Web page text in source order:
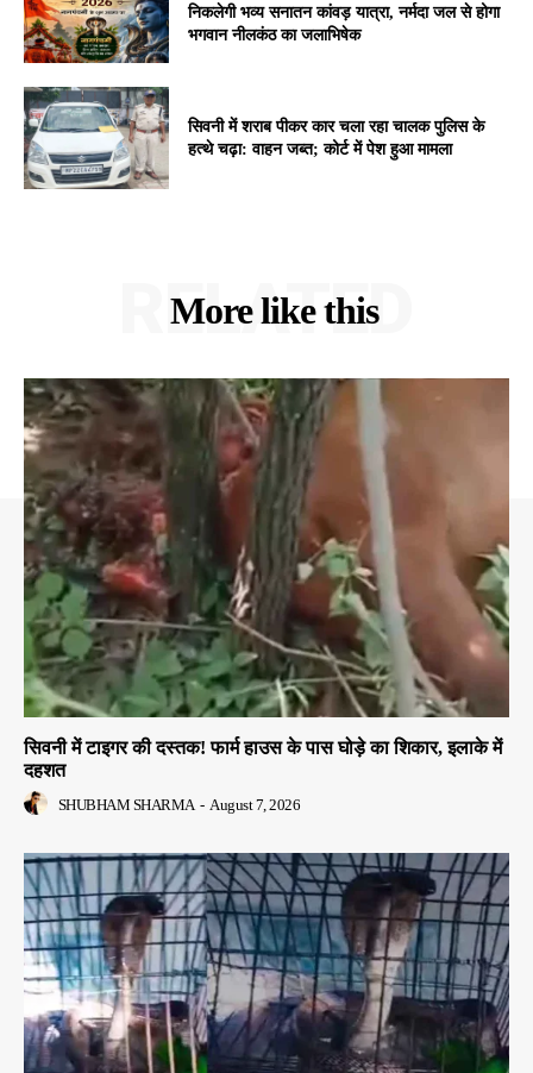
निकलेगी भव्य सनातन कांवड़ यात्रा, नर्मदा जल से होगा
भगवान नीलकंठ का जलाभिषेक
सिवनी में शराब पीकर कार चला रहा चालक पुलिस के
हत्थे चढ़ा: वाहन जब्त; कोर्ट में पेश हुआ मामला
More like this
RELATED
सिवनी में टाइगर की दस्तक! फार्म हाउस के पास घोड़े का शिकार, इलाके में
दहशत
SHUBHAM SHARMA - August 7, 2026